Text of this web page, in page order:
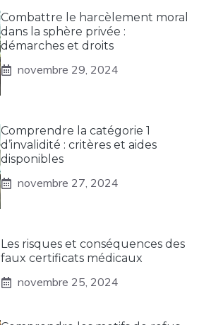
Combattre le harcèlement moral
dans la sphère privée :
démarches et droits
novembre 29, 2024
Comprendre la catégorie 1
d’invalidité : critères et aides
disponibles
novembre 27, 2024
Les risques et conséquences des
faux certificats médicaux
novembre 25, 2024